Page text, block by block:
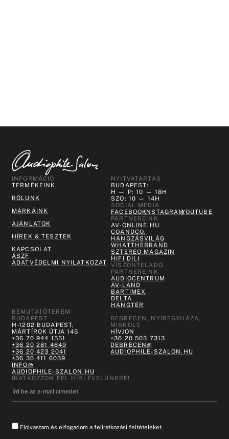
INFORMÁCIÓ
TERMÉKEINK
RÓLUNK
MÁRKÁINK
AJÁNLATOK
HÍREK & TESZTEK
KAPCSOLAT
ÁSZF
ADATVÉDELMI NYILATKOZAT
NYITVATARTÁS
BUDAPEST:
H — P: 10 — 18H
SZO: 10 — 14H
SOCIAL MEDIA
FACEBOOKINSTAGRAMYOUTUBE
PARTNEREINK
AV-ONLINE.HU
COANDCO.
HANGZÁSVILÁG
WHATTHEBRAND
SZTEREO MAGAZIN
HIFI DILI
VISZONTELADÓ
PARTNEREINK
AUDIOCENTRUM
AV-LAND
BARTIMEX
DELTA
HANGTÉR
BEMUTATÓTEREM
BUDAPEST
H-1202 BUDAPEST,
MÁRTÍROK ÚTJA 145
+36 70 944 1551
+36 20 281 4649
+36 20 423 2041
+36 30 411 6039
INFO@
AUDIOPHILE-SZALON.HU
DEBRECEN, NYÍREGYHÁZA,
MISKOLC
HÍVJON
+36 20 503 7313
DEBRECEN@
AUDIOPHILE-SZALON.HU
IRATKOZZON FEL HÍRLEVELÜNKRE!
Elolvastam és elfogadom a feliratkozási feltételeket.